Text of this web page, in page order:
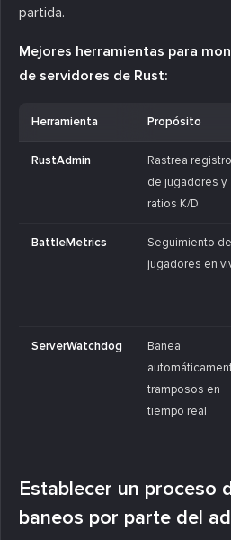
partida.
Mejores herramientas para
de servidores de Rust:
Herramienta Propósito
RustAdmin
Rastrea
de jugadores y
ratios K/D
BattleMetrics
Seguimiento de
jugadores en
ServerWatchdog
Banea
tramposos en
tiempo real
Establecer un proceso
baneos por parte del